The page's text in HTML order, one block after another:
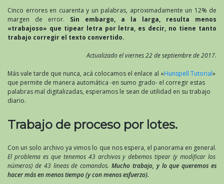
Cinco errores en cuarenta y un palabras, aproximadamente un 12% de
margen de error. Sin embargo, a la larga, resulta menos
«trabajoso» que tipear letra por letra, es decir, no tiene tanto
trabajo corregir el texto convertido.
Actualizado el viernes 22 de septiembre de 2017.
Más vale tarde que nunca, acá colocamos el enlace al «Hunspell Tutorial»
que permite de manera automática -en sumo grado- el corregir estas
palabras mal digitalizadas, esperamos le sean de utilidad en su trabajo
diario.
Trabajo de proceso por lotes.
Con un solo archivo ya vimos lo que nos espera, el panorama en general.
El problema es que tenemos 43 archivos y debemos tipear (y modificar los
números) de 43 lineas de comandos. Mucho trabajo, y lo que queremos es
hacer más en menos tiempo (y con menos esfuerzo).